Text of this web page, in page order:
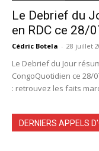
Le Debrief du
en RDC ce 28/
Cédric Botela - 28 juillet
Le Debrief du Jour
CongoQuotidien ce 28/
: retrouvez les faits
DERNIERS APPELS